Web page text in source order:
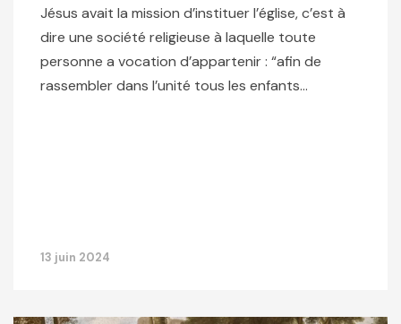
Jésus avait la mission d’instituer l’église, c’est à
dire une société religieuse à laquelle toute
personne a vocation d’appartenir : “afin de
rassembler dans l’unité tous les enfants…
13 juin 2024